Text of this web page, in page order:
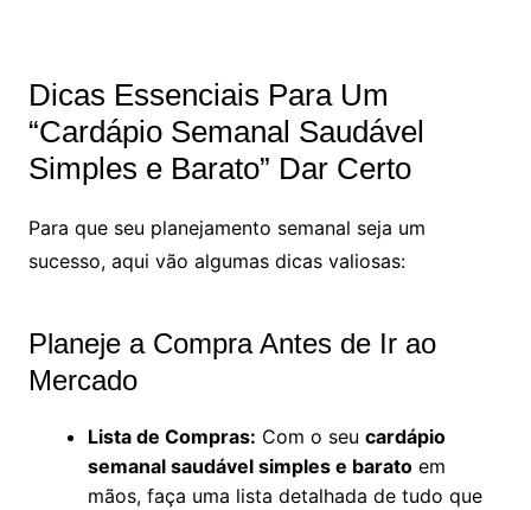
Dicas Essenciais Para Um
“Cardápio Semanal Saudável
Simples e Barato” Dar Certo
Para que seu planejamento semanal seja um
sucesso, aqui vão algumas dicas valiosas:
Planeje a Compra Antes de Ir ao
Mercado
Lista de Compras: Com o seu cardápio
semanal saudável simples e baratoem
mãos, faça uma lista detalhada de tudo que